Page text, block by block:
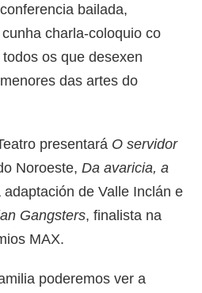
bailada,
charla-coloquio co
os que desexen
das artes do
presentará O servidor
Noroeste, Da avaricia, a
adaptación de Valle Inclán e
Gangsters, finalista na
MAX.
poderemos ver a